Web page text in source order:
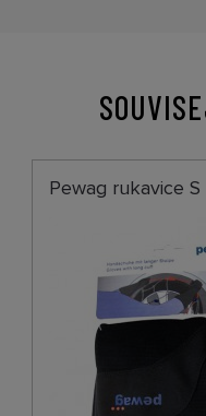
Pewag rukavice S